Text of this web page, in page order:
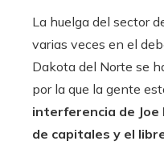
La huelga del sector
varias veces en el
Dakota del Norte se
por la que la gente
interferencia de Joe
de capitales y el